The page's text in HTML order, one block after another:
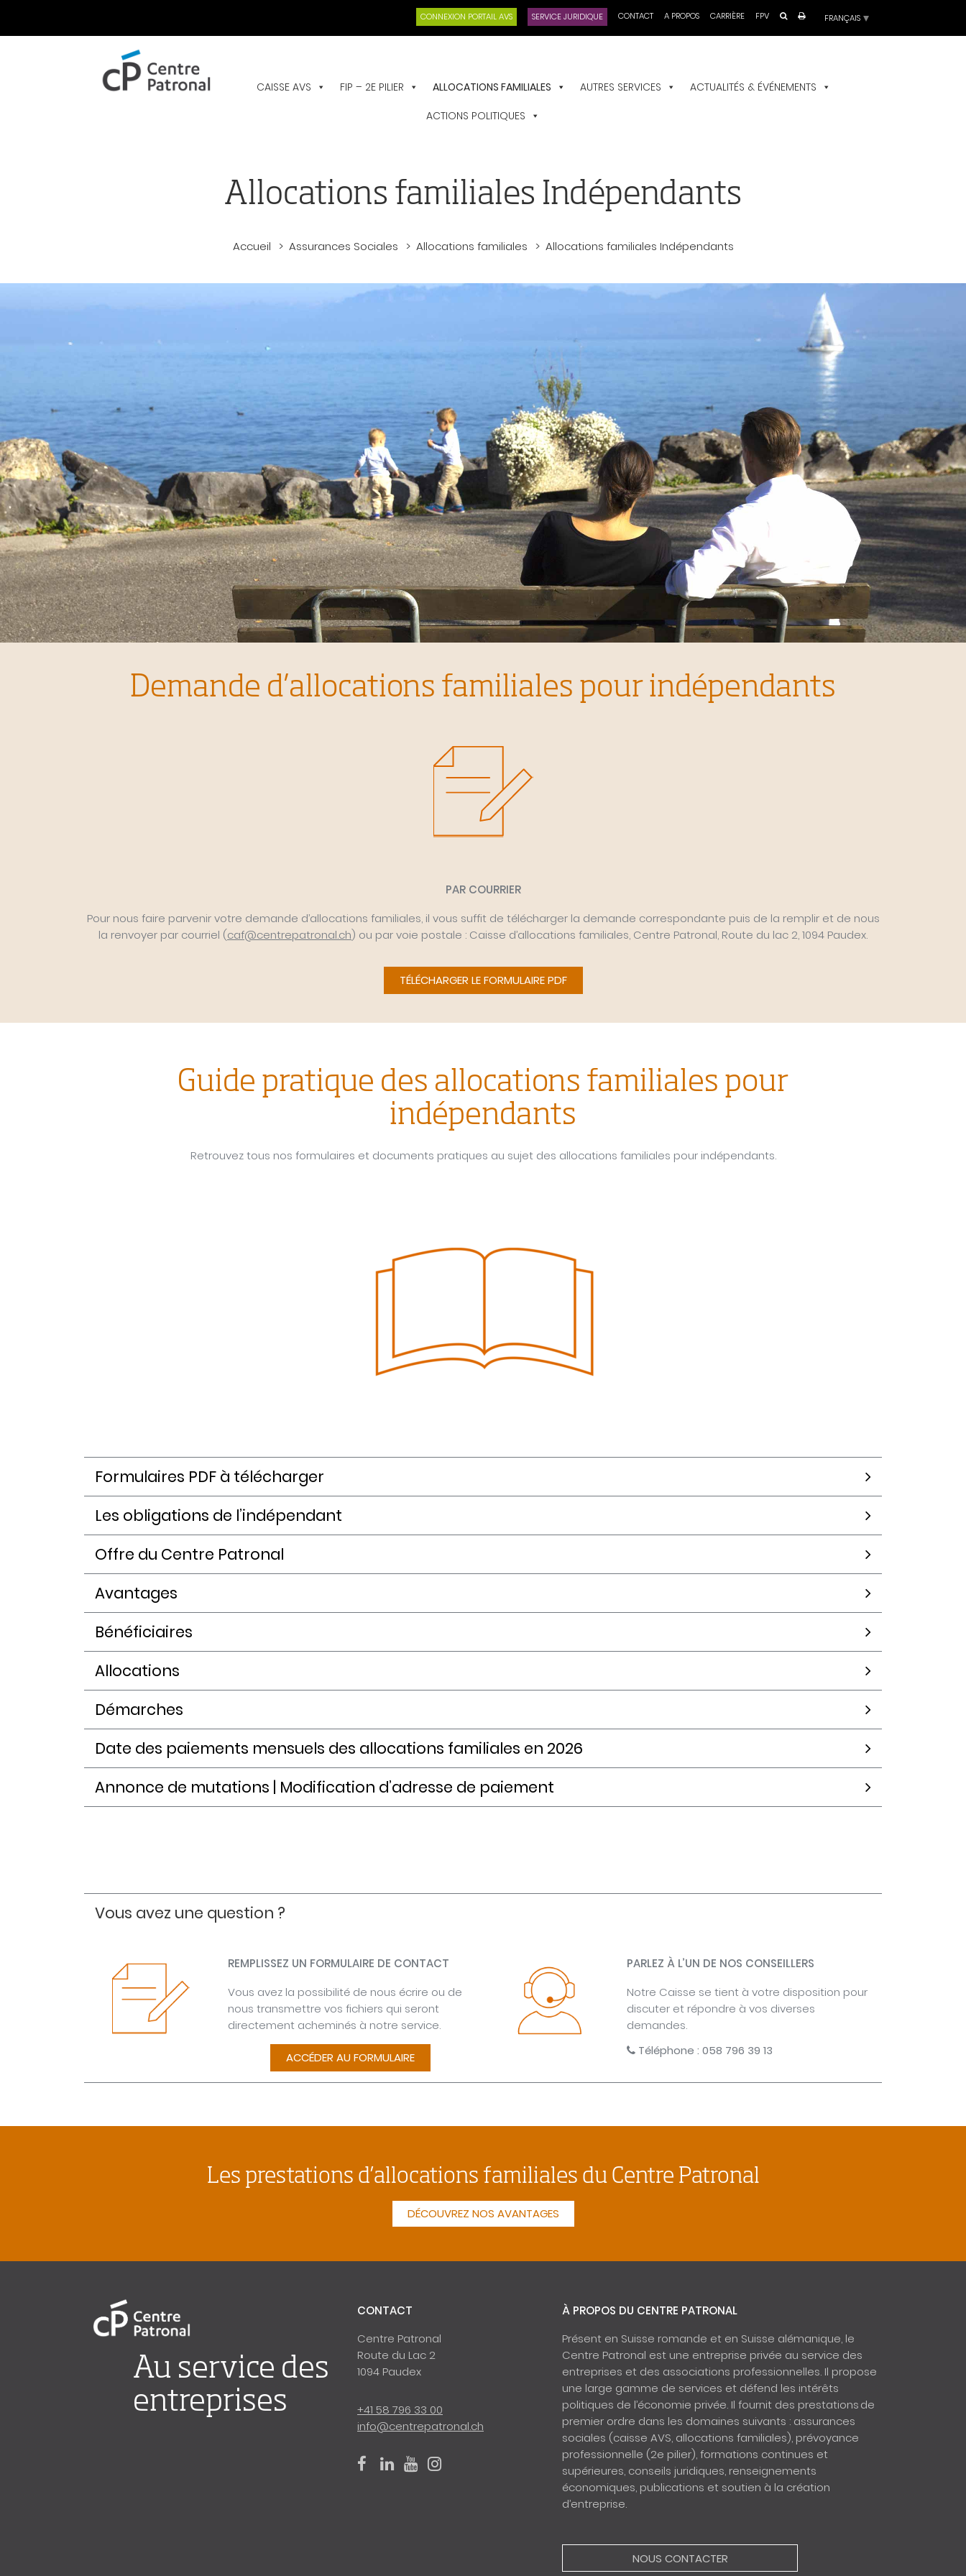
Choisir
CONNEXION PORTAIL AVS SERVICE JURIDIQUE CONTACT A PROPOS CARRIÈRE FPV
CENTRE
PATRONAL
CAISSE AVS FIP – 2E PILIER ALLOCATIONS FAMILIALES AUTRES SERVICES
ACTUALITÉS & ÉVÉNEMENTS
ACTIONS POLITIQUES
Allocations familiales Indépendants
Accueil Assurances Sociales Allocations familiales Allocations familiales Indépendants
Demande d’allocations familiales pour indépendants
PAR COURRIER
Pour nous faire parvenir votre demande d’allocations familiales, il vous suffit de télécharger la demande correspondante puis de la remplir et de nous
la renvoyer par courriel (caf@centrepatronal.ch) ou par voie postale : Caisse d’allocations familiales, Centre Patronal, Route du lac 2, 1094 Paudex.
TÉLÉCHARGER LE FORMULAIRE PDF
Guide pratique des allocations familiales pour
indépendants
Retrouvez tous nos formulaires et documents pratiques au sujet des allocations familiales pour indépendants.
Formulaires PDF à télécharger
Les obligations de l’indépendant
Offre du Centre Patronal
Avantages
Bénéficiaires
Allocations
Démarches
Date des paiements mensuels des allocations familiales en 2026
Annonce de mutations | Modification d’adresse de paiement
Vous avez une question ?
REMPLISSEZ UN FORMULAIRE DE CONTACT
Vous avez la possibilité de nous écrire ou de
nous transmettre vos fichiers qui seront
directement acheminés à notre service.
ACCÉDER AU FORMULAIRE
PARLEZ À L’UN DE NOS CONSEILLERS
Notre Caisse se tient à votre disposition pour
discuter et répondre à vos diverses
demandes.
Téléphone : 058 796 39 13
Les prestations d’allocations familiales du Centre Patronal
DÉCOUVREZ NOS AVANTAGES
Au service des
entreprises
CONTACT
Centre Patronal
Route du Lac 2
1094 Paudex
+41 58 796 33 00
info@centrepatronal.ch
À PROPOS DU CENTRE PATRONAL
Présent en Suisse romande et en Suisse alémanique, le
Centre Patronal est une entreprise privée au service des
entreprises et des associations professionnelles. Il propose
une large gamme de services et défend les intérêts
politiques de l’économie privée. Il fournit des prestations de
premier ordre dans les domaines suivants : assurances
sociales (caisse AVS, allocations familiales), prévoyance
professionnelle (2e pilier), formations continues et
supérieures, conseils juridiques, renseignements
économiques, publications et soutien à la création
d’entreprise.
NOUS CONTACTER